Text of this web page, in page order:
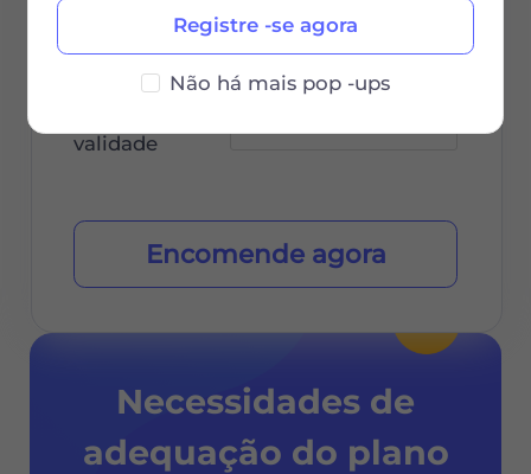
$2000 / 30Dias
validade
Encomende agora
Necessidades de
adequação do plano
Registre -se agora
Não há mais pop -ups